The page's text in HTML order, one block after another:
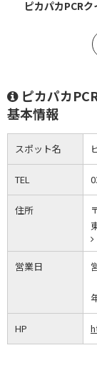
ピカパカPCR
ピカパカ
基本情報
スポット名
TEL
住所
営業日
HP